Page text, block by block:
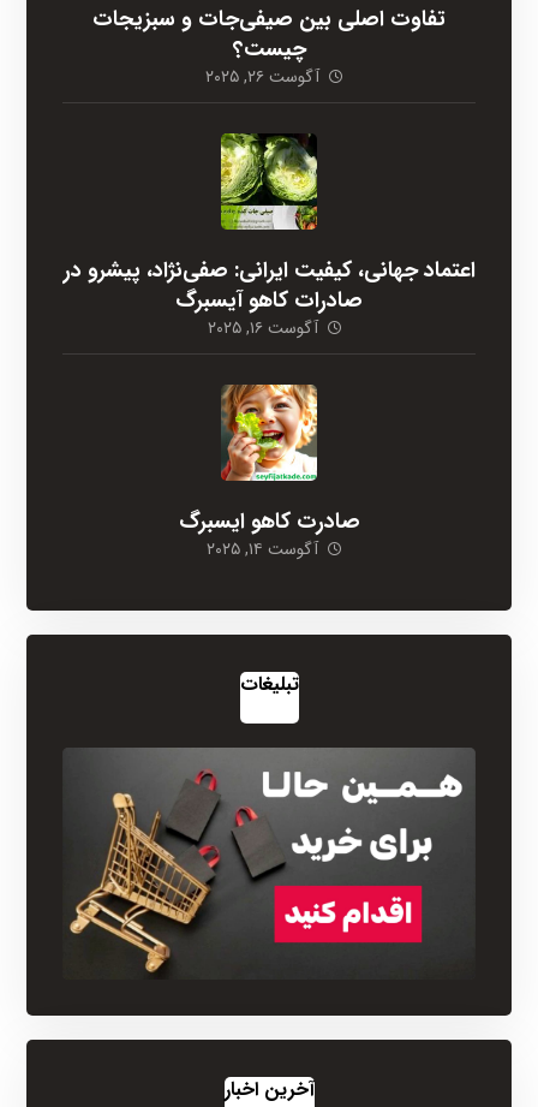
تفاوت اصلی بین صیفی‌جات و سبزیجات
چیست؟
آگوست ۲۶, ۲۰۲۵
اعتماد جهانی، کیفیت ایرانی: صفی‌نژاد، پیشرو در
صادرات کاهو آیسبرگ
آگوست ۱۶, ۲۰۲۵
صادرت کاهو ایسبرگ
آگوست ۱۴, ۲۰۲۵
تبلیغات
آخرین اخبار